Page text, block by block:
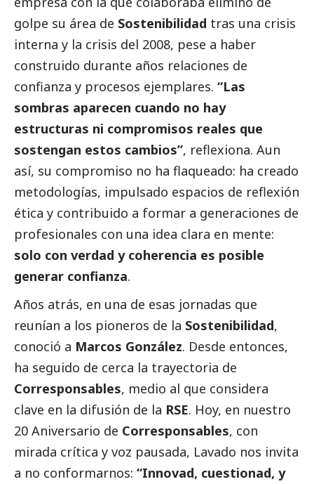
golpe su área de Sostenibilidad tras una crisis
interna y la crisis del 2008, pese a haber
construido durante años relaciones de
confianza y procesos ejemplares. “Las
sombras aparecen cuando no hay
estructuras ni compromisos reales que
sostengan estos cambios”, reflexiona. Aun
así, su compromiso no ha flaqueado: ha creado
metodologías, impulsado espacios de reflexión
ética y contribuido a formar a generaciones de
profesionales con una idea clara en mente:
solo con verdad y coherencia es posible
generar confianza.
Años atrás, en una de esas jornadas que
reunían a los pioneros de la Sostenibilidad,
conoció a Marcos González. Desde entonces,
ha seguido de cerca la trayectoria de
Corresponsables, medio al que considera
clave en la difusión de la RSE. Hoy, en nuestro
20 Aniversario de Corresponsables, con
mirada crítica y voz pausada, Lavado nos invita
a no conformarnos: “Innovad, cuestionad, y